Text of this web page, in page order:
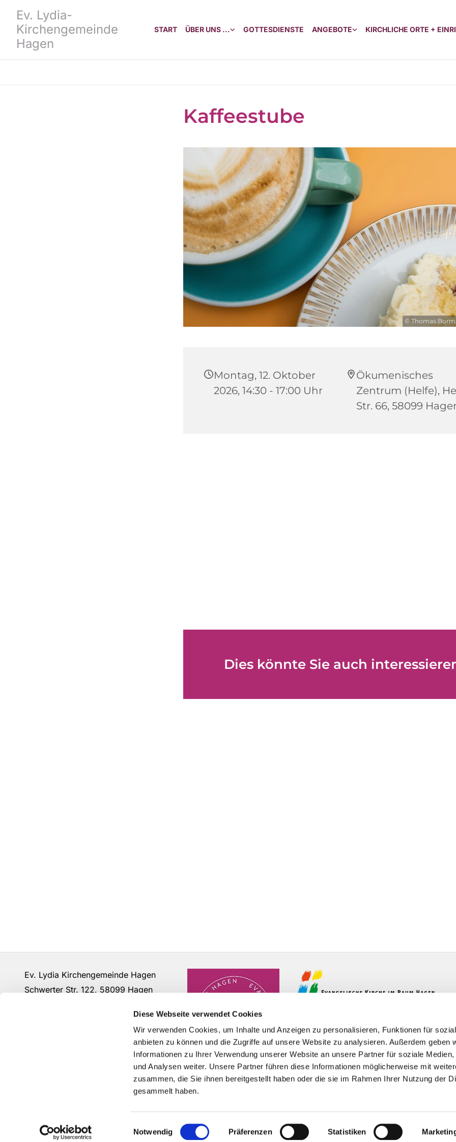
Diese Webseite verwendet Cookies
Wir verwenden Cookies, um Inhalte und Anzeigen zu personalisieren, Funktionen für
anbieten zu können und die Zugriffe auf unsere Website zu analysieren. Außerdem geben
Informationen zu Ihrer Verwendung unserer Website an unsere Partner für soziale Medien,
und Analysen weiter. Unsere Partner führen diese Informationen möglicherweise mit
zusammen, die Sie ihnen bereitgestellt haben oder die sie im Rahmen Ihrer Nutzung der
gesammelt haben.
Einwilligungsauswahl
Notwendig Präferenzen Statistiken
Ev. Lydia-
Kirchengemeinde
Hagen
START ÜBER UNS ... GOTTESDIENSTE ANGEBOTE KIRCHLICHE ORTE +
Kaffeestube
© Thomas
Montag, 12. Oktober
2026, 14:30 - 17:00 Uhr
Ökumenisches
Zentrum (Helfe),
Str. 66, 58099
Dies könnte Sie auch
Ev. Lydia Kirchengemeinde Hagen
Schwerter Str. 122, 58099 Hagen